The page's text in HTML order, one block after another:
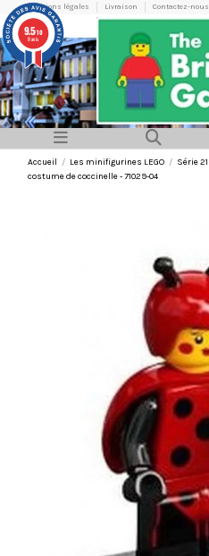
Mentions légales Livraison Contactez-nous
Accueil Les minifigurines LEGO Série 21
costume de coccinelle - 71029-04
9.5/10
8 avis